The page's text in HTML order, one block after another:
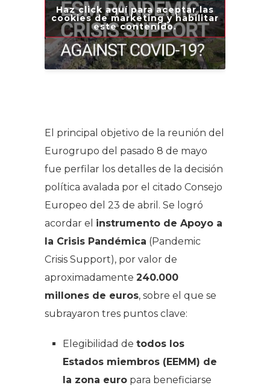
Haz click aquí para aceptar las
cookies de marketing y habilitar
este contenido.
El principal objetivo de la reunión del
Eurogrupo del pasado 8 de mayo
fue perfilar los detalles de la decisión
política avalada por el citado Consejo
Europeo del 23 de abril. Se logró
acordar el instrumento de Apoyo a
la Crisis Pandémica (Pandemic
Crisis Support), por valor de
aproximadamente 240.000
millones de euros, sobre el que se
subrayaron tres puntos clave:
Elegibilidad de todos los
Estados miembros (EEMM) de
la zona euro para beneficiarse